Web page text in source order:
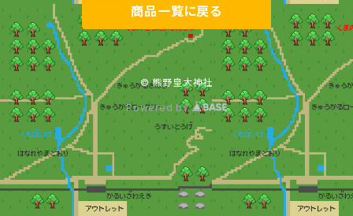
おみくじ
縁起物
御朱印帳
商品一覧に戻る
© 熊野皇大神社
Powered by